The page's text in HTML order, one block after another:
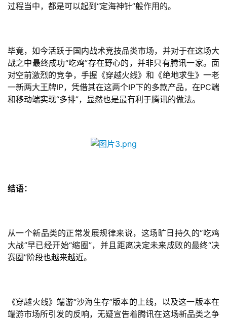
过程当中，都是可以起到“定海神针”般作用的。
毕竟，如今活跃于国内战术竞技品类市场，并对于在这场大
战之中最终成功“吃鸡”存在野心的，并非只有腾讯一家。面
对空前激烈的竞争，手握《穿越火线》和《绝地求生》一老
一新两大王牌IP，凭借其在这两个IP下的多款产品，在PC端
和移动端实现“多排”，显然也是最有利于腾讯的做法。
结语：
从一个新品类的正常发展规律来说，这场旷日持久的“吃鸡
大战”早已经开始“缩圈”，并且距离决定未来成败的最终“决
赛圈”阶段也越来越近。
《穿越火线》端游“沙海生存”版本的上线，以及这一版本在
端游市场所引发的反响，无疑宣告着腾讯在这场新品类之争